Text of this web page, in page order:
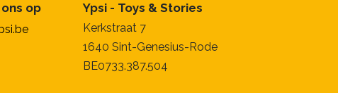
op Ypsi - Toys & Stories
Kerkstraat 7
1640 Sint-Genesius-Rode
BE0733.387.504